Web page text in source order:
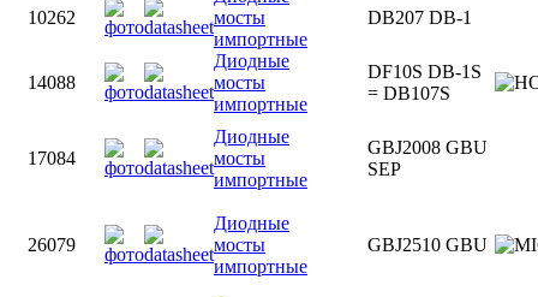
10262
мосты
импортные
DB207 DB-1
14088
Диодные
мосты
импортные
DF10S DB-1S
= DB107S
17084
Диодные
мосты
импортные
GBJ2008 GBU
SEP
26079
Диодные
мосты
импортные
GBJ2510 GBU